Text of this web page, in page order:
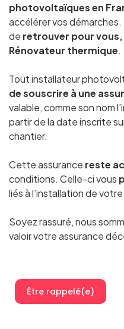
photovoltaïques en
accélérer vos
de retrouver pour vous,
Rénovateur thermique.
Tout installateur
de souscrire à une
valable, comme son nom
partir de la date inscrite
chantier.
Cette assurance reste
conditions. Celle-ci vous
liés à l’installation de votre
Soyez rassuré, nous
valoir votre assurance
Être rappelé(e)